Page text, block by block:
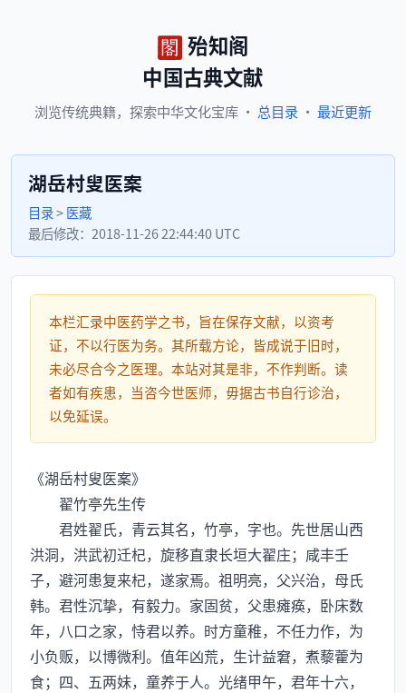
殆知阁
中国古典文献
浏览传统典籍， 探索中华文化宝库 · 总目录 · 最近更新
湖岳村叟医案
目录>医藏
最后修改： 2018-11-26 22:44:40 UTC
本栏汇录中医药学之书，旨在保存文献，以资考
证，不以行医为务。其所载方论，皆成说于旧时，
未必尽合今之医理。本站对其是非，不作判断。读
者如有疾患，当咨今世医师，毋据古书自行诊治，
以免延误。
《湖岳村叟医案》
翟竹亭先生传
君姓翟氏，青云其名，竹亭，字也。先世居山西
洪洞，洪武初迁杞，旋移直隶长垣大翟庄；咸丰壬
子，避河患复来杞，遂家焉。祖明亮，父兴治，母氏
韩。君性沉挚，有毅力。家固贫，父患瘫痪，卧床数
年，八口之家，恃君以养。时方童稚，不任力作，为
小负贩，以博微利。值年凶荒，生计益窘，煮藜藿为
食；四、五两妹，童养于人。光绪甲午，君年十六，